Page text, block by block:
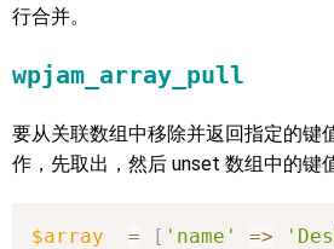
行合并。
wpjam_array_pull
要从关联数组中移除并返回指定的键
作，先取出，然后 unset 数组中的键
$array = [ 'name' =>